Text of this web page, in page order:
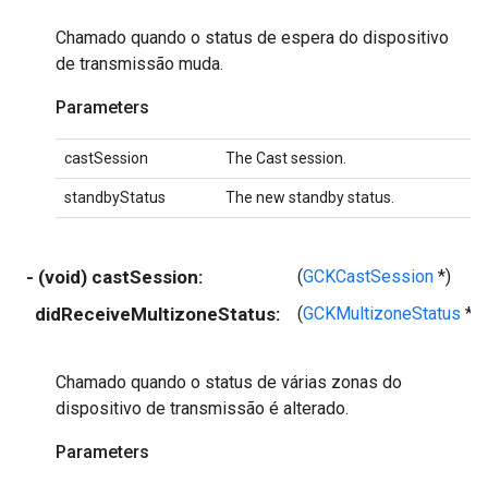
Chamado quando o status de espera do dispositivo
de transmissão muda.
Parameters
castSession The Cast session.
standbyStatus The new standby status.
- (void) castSession: (GCKCastSession *)
didReceiveMultizoneStatus: (GCKMultizoneStatus *)
Chamado quando o status de várias zonas do
dispositivo de transmissão é alterado.
Parameters